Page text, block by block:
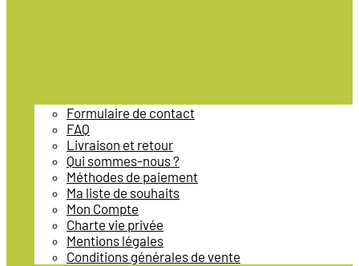
Formulaire de contact
FAQ
Livraison et retour
Qui sommes-nous ?
Méthodes de paiement
Ma liste de souhaits
Mon Compte
Charte vie privée
Mentions légales
Conditions générales de vente